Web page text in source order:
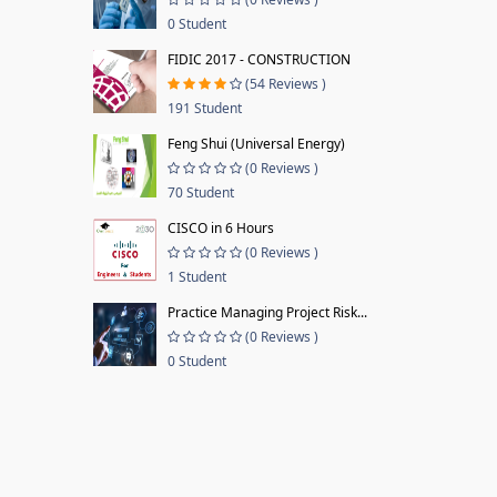
0 Student
FIDIC 2017 - CONSTRUCTION
(54 Reviews )
191 Student
Feng Shui (Universal Energy)
(0 Reviews )
70 Student
CISCO in 6 Hours
(0 Reviews )
1 Student
Practice Managing Project Risk...
(0 Reviews )
0 Student